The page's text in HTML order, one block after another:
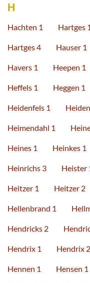
H
Hachten 1 Hartges 1
Hartges 4 Hauser 1
Havers 1 Heepen 1
Heffels 1 Heggen 1
Heidenfels 1
Heimendahl 1
Heines 1 Heinkes 1
Heinrichs 3 Heister
Heitzer 1 Heitzer 2
Hellenbrand 1
Hendricks 2
Hendrix 1 Hendrix 2
Hennen 1 Hensen 1